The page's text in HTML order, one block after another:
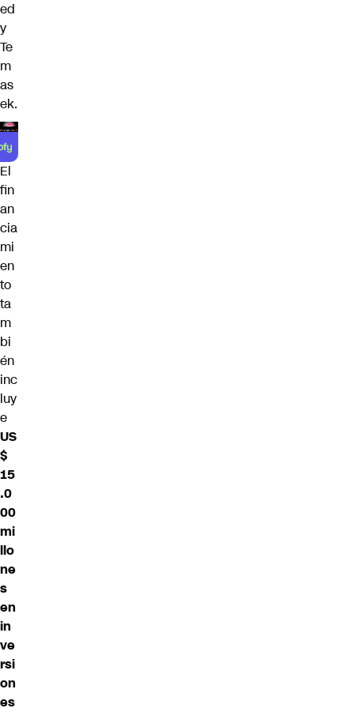
ed
y
Te
m
as
ek.
El
fin
an
cia
mi
en
to
ta
m
bi
én
inc
luy
e
US
$
15
.0
00
mi
llo
ne
s
en
in
ve
rsi
on
es